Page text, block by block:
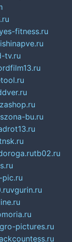
fitness.ru
tv.ru
bu.ru
tb02.ru
vgurin.ru
pictures.ru